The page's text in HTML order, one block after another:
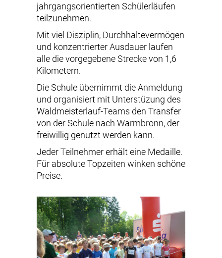
jahrgangsorientierten Schülerläufen
teilzunehmen.
Mit viel Disziplin, Durchhaltevermögen
und konzentrierter Ausdauer laufen
alle die vorgegebene Strecke von 1,6
Kilometern.
Die Schule übernimmt die Anmeldung
und organisiert mit Unterstüzung des
Waldmeisterlauf-Teams den Transfer
von der Schule nach Warmbronn, der
freiwillig genutzt werden kann.
Jeder Teilnehmer erhält eine Medaille.
Für absolute Topzeiten winken schöne
Preise.